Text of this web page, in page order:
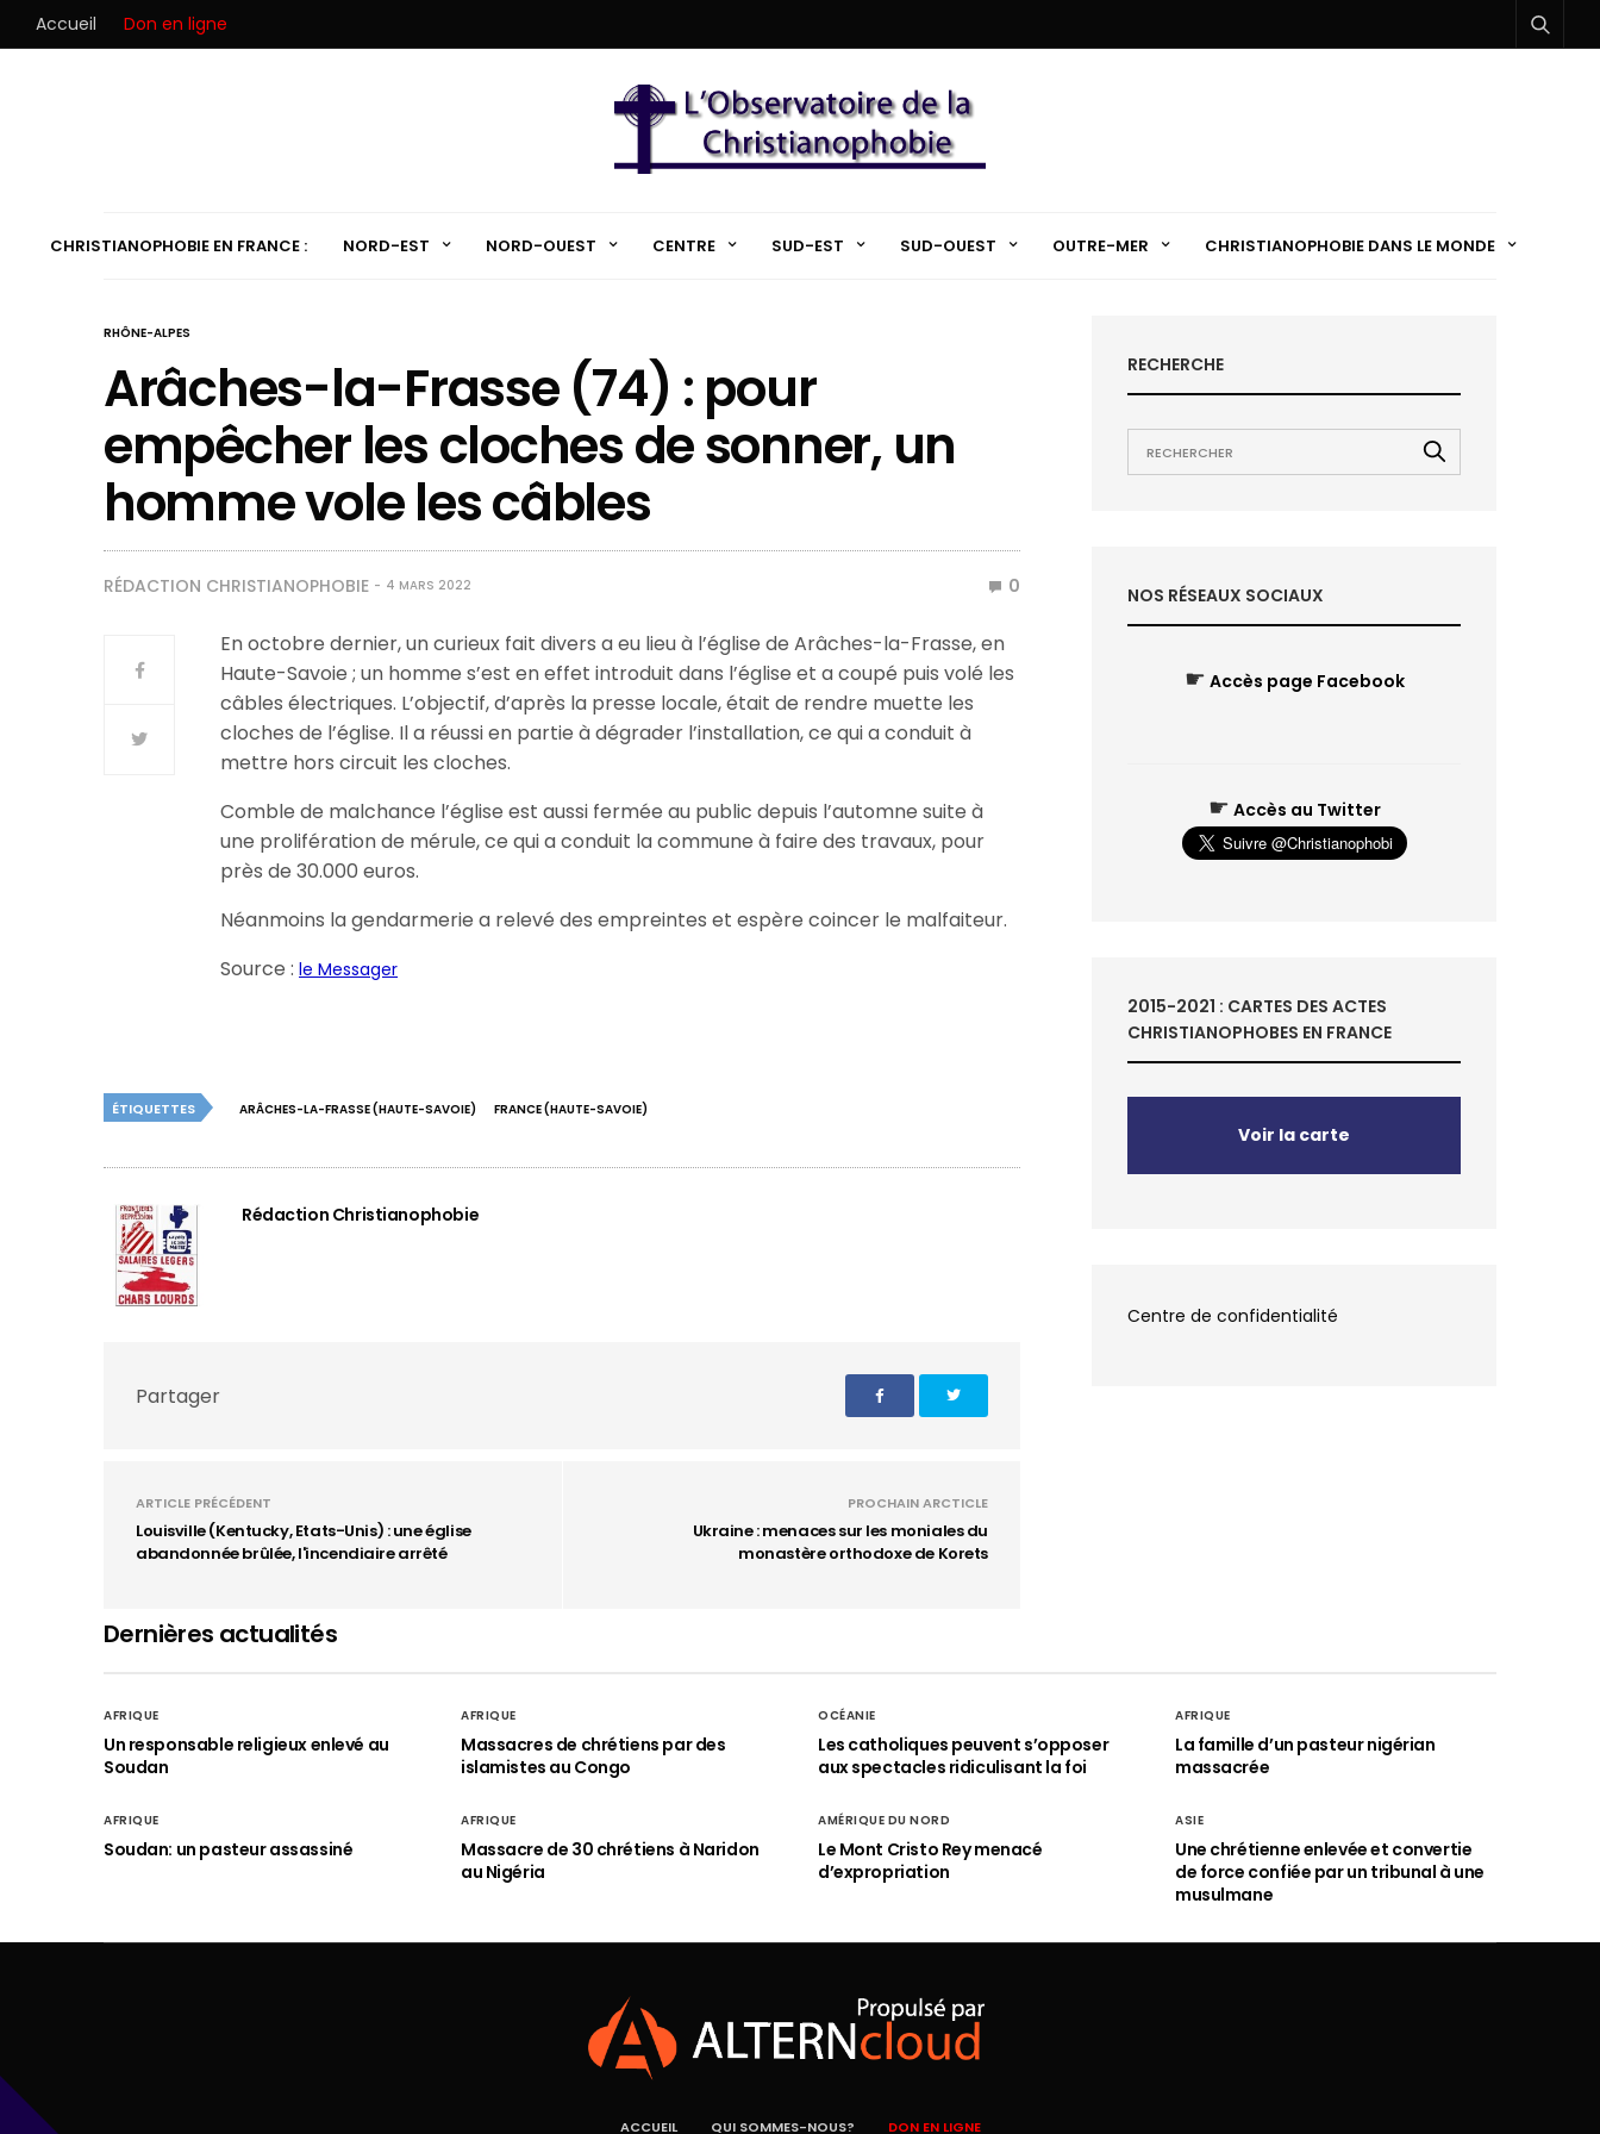
Accueil Don en ligne
CHRISTIANOPHOBIE EN FRANCE : NORD-EST NORD-OUEST CENTRE SUD-EST SUD-OUEST OUTRE-MER CHRISTIANOPHOBIE DANS LE MONDE
RHÔNE-ALPES
Arâches-la-Frasse (74) : pour
empêcher les cloches de sonner, un
homme vole les câbles
RÉDACTION CHRISTIANOPHOBIE 4 MARS 2022 0
En octobre dernier, un curieux fait divers a eu lieu à l’église de Arâches-la-Frasse, en
Haute-Savoie ; un homme s’est en effet introduit dans l’église et a coupé puis volé les
câbles électriques. L’objectif, d’après la presse locale, était de rendre muette les
cloches de l’église. Il a réussi en partie à dégrader l’installation, ce qui a conduit à
mettre hors circuit les cloches.
Comble de malchance l’église est aussi fermée au public depuis l’automne suite à
une prolifération de mérule, ce qui a conduit la commune à faire des travaux, pour
près de 30.000 euros.
Néanmoins la gendarmerie a relevé des empreintes et espère coincer le malfaiteur.
Source :le Messager
ÉTIQUETTES ARÂCHES-LA-FRASSE (HAUTE-SAVOIE) FRANCE (HAUTE-SAVOIE)
Rédaction Christianophobie
Partager
ARTICLE PRÉCÉDENT
Louisville (Kentucky, Etats-Unis) : une église
abandonnée brûlée, l'incendiaire arrêté
PROCHAIN ARCTICLE
Ukraine : menaces sur les moniales du
monastère orthodoxe de Korets
RECHERCHE
NOS RÉSEAUX SOCIAUX
☛ Accès page Facebook
☛ Accès au Twitter
2015-2021 : CARTES DES ACTES
CHRISTIANOPHOBES EN FRANCE
Voir la carte
Centre de confidentialité
Dernières actualités
AFRIQUE
Un responsable religieux enlevé au
Soudan
AFRIQUE
Massacres de chrétiens par des
islamistes au Congo
OCÉANIE
Les catholiques peuvent s’opposer
aux spectacles ridiculisant la foi
AFRIQUE
La famille d’un pasteur nigérian
massacrée
AFRIQUE
Soudan: un pasteur assassiné
AFRIQUE
Massacre de 30 chrétiens à Naridon
au Nigéria
AMÉRIQUE DU NORD
Le Mont Cristo Rey menacé
d’expropriation
ASIE
Une chrétienne enlevée et convertie
de force confiée par un tribunal à une
musulmane
ACCUEIL QUI SOMMES-NOUS? DON EN LIGNE